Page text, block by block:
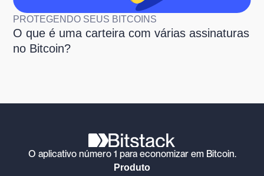
PROTEGENDO SEUS BITCOINS
O que é uma carteira com várias assinaturas
no Bitcoin?
O aplicativo número 1 para economizar em Bitcoin.
Produto